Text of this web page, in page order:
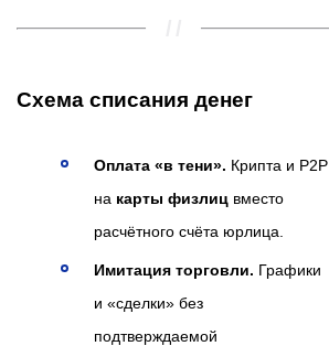
Схема списания денег
Оплата «в тени». Крипта и P2P
на карты физлиц вместо
расчётного счёта юрлица.
Имитация торговли. Графики
и «сделки» без
подтверждаемой